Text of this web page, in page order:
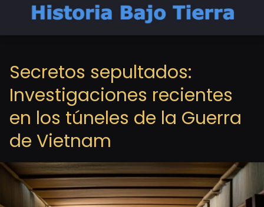
Secretos sepultados:
Investigaciones recientes
en los túneles de la Guerra
de Vietnam